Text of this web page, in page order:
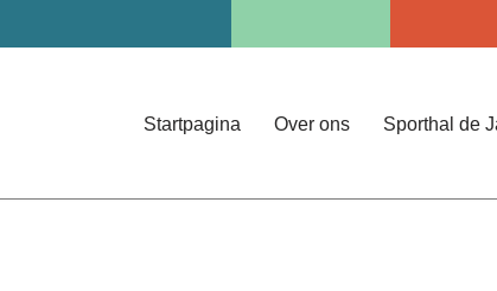
Startpagina Over ons Sporthal de